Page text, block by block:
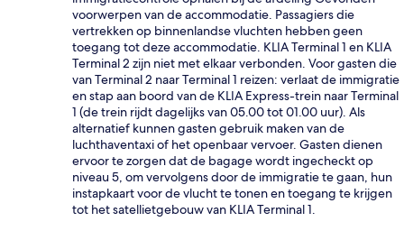
voorwerpen van de accommodatie. Passagiers die
vertrekken op binnenlandse vluchten hebben geen
toegang tot deze accommodatie. KLIA Terminal 1 en KLIA
Terminal 2 zijn niet met elkaar verbonden. Voor gasten die
van Terminal 2 naar Terminal 1 reizen: verlaat de immigratie
en stap aan boord van de KLIA Express-trein naar Terminal
1 (de trein rijdt dagelijks van 05.00 tot 01.00 uur). Als
alternatief kunnen gasten gebruik maken van de
luchthaventaxi of het openbaar vervoer. Gasten dienen
ervoor te zorgen dat de bagage wordt ingecheckt op
niveau 5, om vervolgens door de immigratie te gaan, hun
instapkaart voor de vlucht te tonen en toegang te krijgen
tot het satellietgebouw van KLIA Terminal 1.